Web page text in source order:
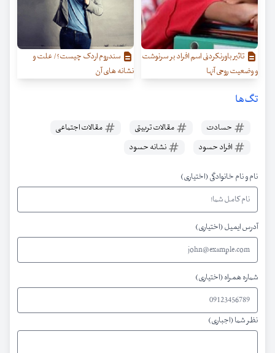
تاثیر باورنکردنی اسم افراد بر سرنوشت
و وضعیت روحی آنها
سندروم اردک چیست؟/ علت و
نشانه های آن
تگ‌ها
حسادت مقالات تربیتی
مقالات اجتماعی
افراد حسود
نشانه حسود
نام و نام خانوادگی (اختیاری)
آدرس ایمیل (اختیاری)
شماره همراه (اختیاری)
نظر شما (اجباری)